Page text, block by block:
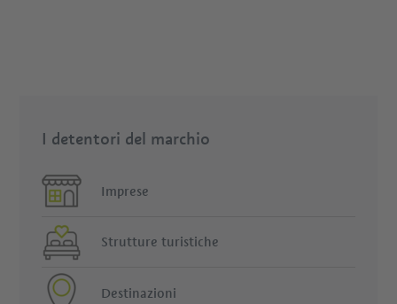
I detentori del marchio
Imprese
Strutture turistiche
Destinazioni